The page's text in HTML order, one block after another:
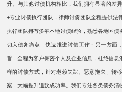
升。与其他讨债机构相比，我们拥有显著的差
+专业讨债执行团队，律师讨债团队全程提供法
执行团队拥有多年本地讨债经验，熟悉各地区
切入债务痛点，快速推进讨债工作；另一方面
旨，全程为客户保密个人及企业信息，杜绝信
样的讨债方式，针对老赖失踪、恶意拖欠、转
案，大幅提升追款成功率。我们专注各类债务清